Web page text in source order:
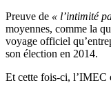
Preuve de « l’intimité
moyennes, comme la
voyage officiel
son élection en 2014.
Et cette fois-ci, l’IMEC